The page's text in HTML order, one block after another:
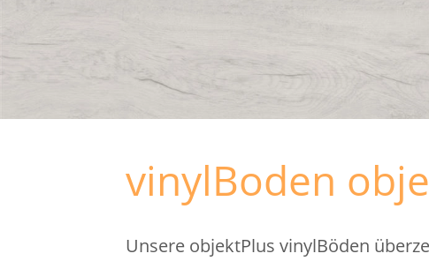
vinylBoden
Unsere objektPlus vinylBöden